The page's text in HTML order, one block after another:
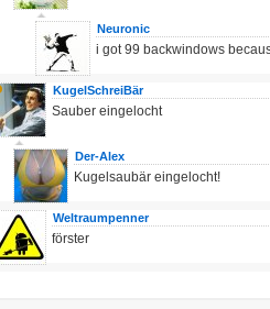
Neuronic
i got 99 backwindows
KugelSchreiBär
Sauber eingelocht
Der-Alex
Kugelsaubär eingelocht!
Weltraumpenner
förster